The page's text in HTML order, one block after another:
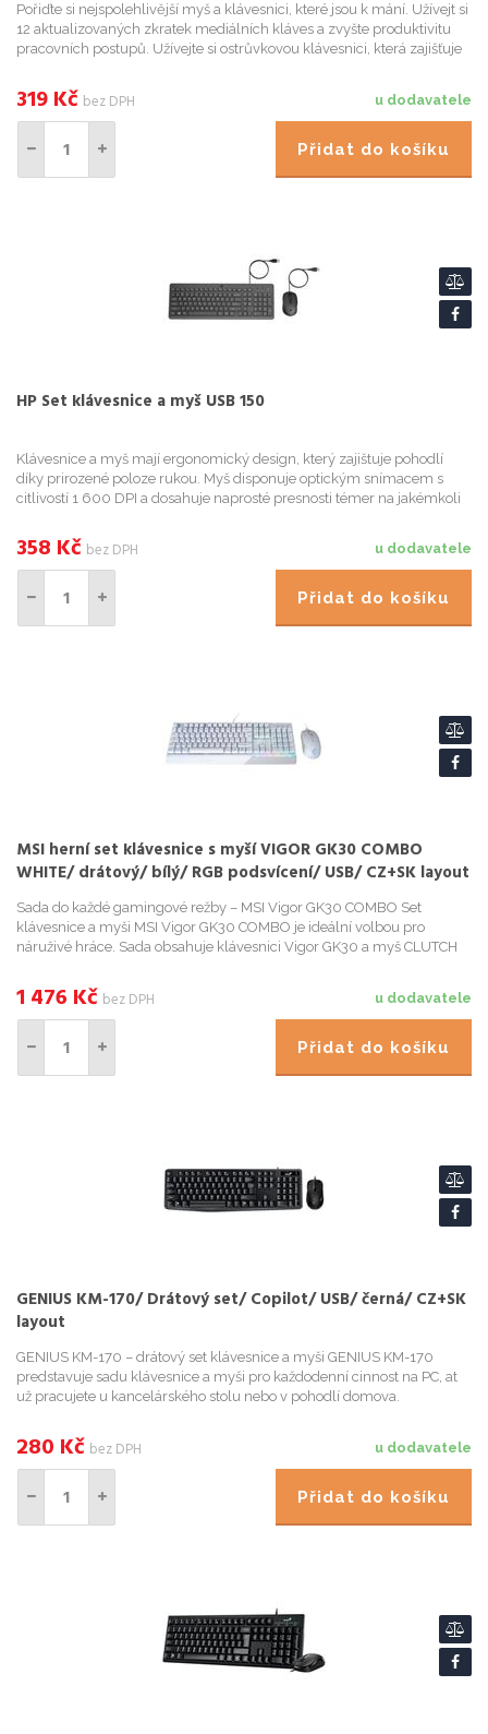
Pořiďte si nejspolehlivější myš a klávesnici, které jsou k mání. Užívejt si
12 aktualizovaných zkratek mediálních kláves a zvyšte produktivitu
pracovních postupů. Užívejte si ostrůvkovou klávesnici, která zajišťuje
u dodavatele
319Kč bez DPH
Přidat do košíku
HP Set klávesnice a myš USB 150
Klávesnice a myš mají ergonomický design, který zajištuje pohodlí
díky prirozené poloze rukou. Myš disponuje optickým snímacem s
citlivostí 1 600 DPI a dosahuje naprosté presnosti témer na jakémkoli
u dodavatele
358 Kč bez DPH
Přidat do košíku
MSI herní set klávesnice s myší VIGOR GK30 COMBO
WHITE/ drátový/ bílý/ RGB podsvícení/ USB/ CZ+SK layout
Sada do každé gamingové režby – MSI Vigor GK30 COMBO Set
klávesnice a myši MSI Vigor GK30 COMBO je ideální volbou pro
náruživé hráce. Sada obsahuje klávesnici Vigor GK30 a myš CLUTCH
u dodavatele
1 476 Kč bez DPH
Přidat do košíku
GENIUS KM-170/ Drátový set/ Copilot/ USB/ černá/ CZ+SK
layout
GENIUS KM-170 – drátový set klávesnice a myši GENIUS KM-170
predstavuje sadu klávesnice a myši pro každodenní cinnost na PC, at
už pracujete u kancelárského stolu nebo v pohodlí domova.
u dodavatele
280 Kč bez DPH
Přidat do košíku